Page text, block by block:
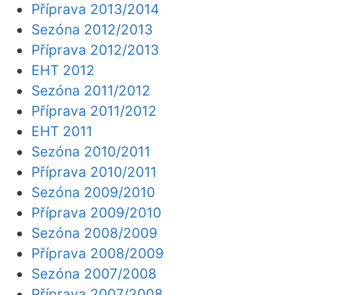
Příprava 2013/2014
Sezóna 2012/2013
Příprava 2012/2013
EHT 2012
Sezóna 2011/2012
Příprava 2011/2012
EHT 2011
Sezóna 2010/2011
Příprava 2010/2011
Sezóna 2009/2010
Příprava 2009/2010
Sezóna 2008/2009
Příprava 2008/2009
Sezóna 2007/2008